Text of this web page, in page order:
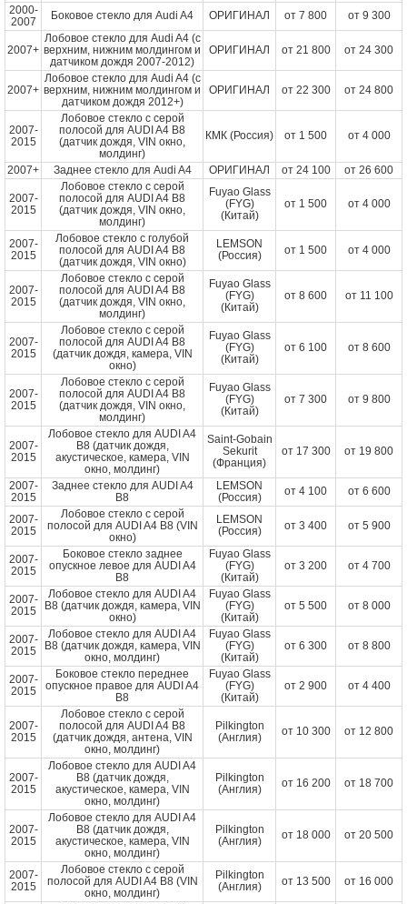
2000-
2007
Боковое стекло для Audi A4 ОРИГИНАЛ от 7 800 от 9 300
2007+
Лобовое стекло для Audi A4 (с
верхним, нижним молдингом и
датчиком дождя 2007-2012)
ОРИГИНАЛ от 21 800 от 24 300
2007+
Лобовое стекло для Audi A4 (с
верхним, нижним молдингом и
датчиком дождя 2012+)
ОРИГИНАЛ от 22 300 от 24 800
2007-
2015
Лобовое стекло с серой
полосой для AUDI A4 B8
(датчик дождя, VIN окно,
молдинг)
КМК (Россия) от 1 500 от 4 000
2007+ Заднее стекло для Audi A4 ОРИГИНАЛ от 24 100 от 26 600
2007-
2015
Лобовое стекло с серой
полосой для AUDI A4 B8
(датчик дождя, VIN окно,
молдинг)
Fuyao Glass
(FYG)
(Китай)
от 1 500 от 4 000
2007-
2015
Лобовое стекло с голубой
полосой для AUDI A4 B8
(датчик дождя, VIN окно)
LEMSON
(Россия)
от 1 500 от 4 000
2007-
2015
Лобовое стекло с серой
полосой для AUDI A4 B8
(датчик дождя, VIN окно,
молдинг)
Fuyao Glass
(FYG)
(Китай)
от 8 600 от 11 100
2007-
2015
Лобовое стекло с серой
полосой для AUDI A4 B8
(датчик дождя, камера, VIN
окно)
Fuyao Glass
(FYG)
(Китай)
от 6 100 от 8 600
2007-
2015
Лобовое стекло с серой
полосой для AUDI A4 B8
(датчик дождя, VIN окно,
молдинг)
Fuyao Glass
(FYG)
(Китай)
от 7 300 от 9 800
2007-
2015
Лобовое стекло для AUDI A4
B8 (датчик дождя,
акустическое, камера, VIN
окно, молдинг)
Saint-Gobain
Sekurit
(Франция)
от 17 300 от 19 800
2007-
2015
Заднее стекло для AUDI A4
B8
LEMSON
(Россия)
от 4 100 от 6 600
2007-
2015
Лобовое стекло с серой
полосой для AUDI A4 B8 (VIN
окно)
LEMSON
(Россия)
от 3 400 от 5 900
2007-
2015
Боковое стекло заднее
опускное левое для AUDI A4
B8
Fuyao Glass
(FYG)
(Китай)
от 3 200 от 4 700
2007-
2015
Лобовое стекло для AUDI A4
B8 (датчик дождя, камера, VIN
окно)
Fuyao Glass
(FYG)
(Китай)
от 5 500 от 8 000
2007-
2015
Лобовое стекло для AUDI A4
B8 (датчик дождя, камера, VIN
окно, молдинг)
Fuyao Glass
(FYG)
(Китай)
от 6 300 от 8 800
2007-
2015
Боковое стекло переднее
опускное правое для AUDI A4
B8
Fuyao Glass
(FYG)
(Китай)
от 2 900 от 4 400
2007-
2015
Лобовое стекло с серой
полосой для AUDI A4 B8
(датчик дождя, антена, VIN
окно, молдинг)
Pilkington
(Англия)
от 10 300 от 12 800
2007-
2015
Лобовое стекло для AUDI A4
B8 (датчик дождя,
акустическое, камера, VIN
окно, молдинг)
Pilkington
(Англия)
от 16 200 от 18 700
2007-
2015
Лобовое стекло для AUDI A4
B8 (датчик дождя,
акустическое, камера, VIN
окно, молдинг)
Pilkington
(Англия)
от 18 000 от 20 500
2007-
2015
Лобовое стекло с серой
полосой для AUDI A4 B8 (VIN
окно, молдинг)
Pilkington
(Англия)
от 13 500 от 16 000